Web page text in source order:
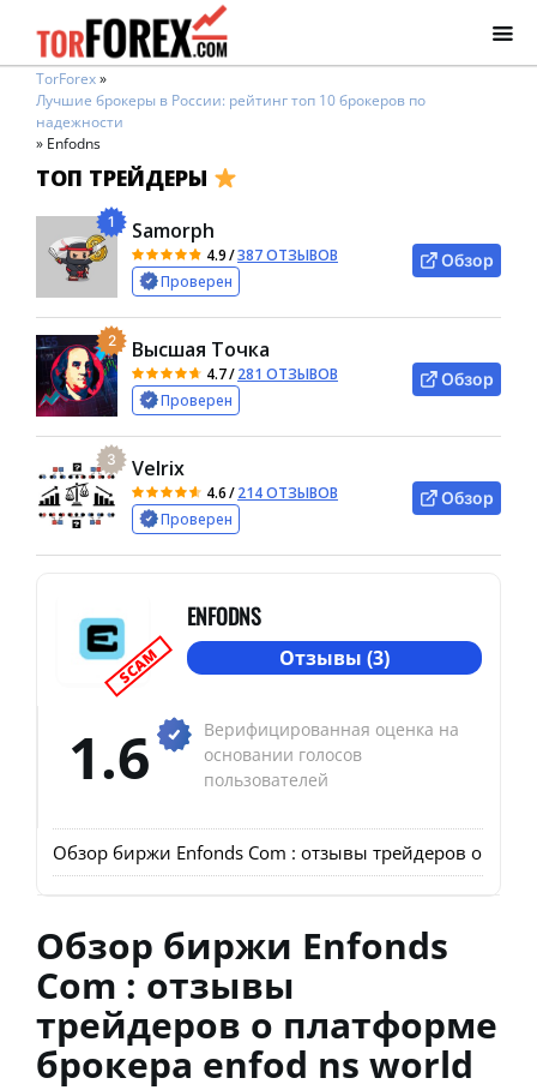
TorForex»
Лучшие брокеры в России: рейтинг топ 10 брокеров по
надежности
» Enfodns
ТОП ТРЕЙДЕРЫ
1 Samorph
4.9/387 ОТЗЫВОВ
Проверен
Обзор
2 Высшая Точка
4.7/281 ОТЗЫВОВ
Проверен
Обзор
3 Velrix
4.6/214 ОТЗЫВОВ
Проверен
Обзор
SCAM
ENFODNS
Отзывы (3)
1.6
Верифицированная оценка на
основании голосов
пользователей
Обзор биржи Enfonds Com : отзывы трейдеров о
Обзор биржи Enfonds
Com : отзывы
трейдеров о платформе
брокера enfod ns world